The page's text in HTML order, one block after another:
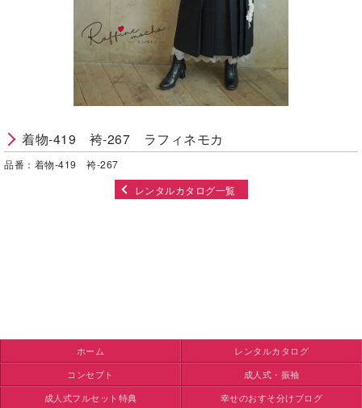
着物-419 袴-267 ラフィネモカ
品番：着物-419 袴-267
レンタルカタログ一覧
ホーム
レンタルカタログ
コンセプト
成人式・振袖
成人式フルセット特典
幸せのおすそ分けブログ